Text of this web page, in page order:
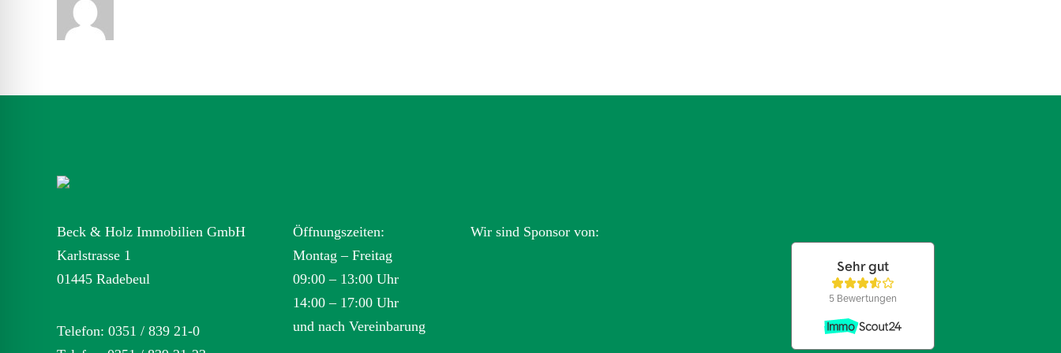
Beck & Holz Immobilien GmbH
Karlstrasse 1
01445 Radebeul
Telefon: 0351 / 839 21-0
Öffnungszeiten:
Montag – Freitag
09:00 – 13:00 Uhr
14:00 – 17:00 Uhr
und nach Vereinbarung
Wir sind Sponsor von: